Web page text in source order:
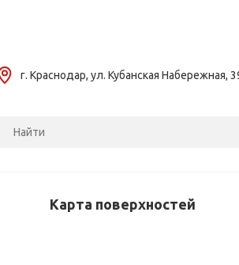
г. Краснодар, ул. Кубанская Набережная,
Карта поверхностей